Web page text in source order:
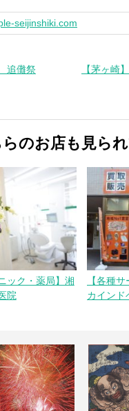
seijinshiki.com
追儺祭
【茅ヶ崎
らのお店も見ら
ック・薬局】湘
院
【各種
カインド